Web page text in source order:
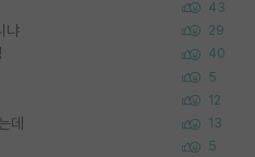
43
냐 29
40
5
12
데 13
5